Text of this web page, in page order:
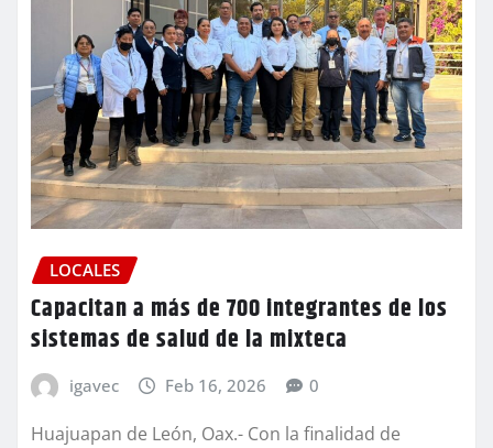
LOCALES
Capacitan a más de 700 integrantes de los
sistemas de salud de la mixteca
igavec Feb 16, 2026 0
Huajuapan de León, Oax.- Con la finalidad de